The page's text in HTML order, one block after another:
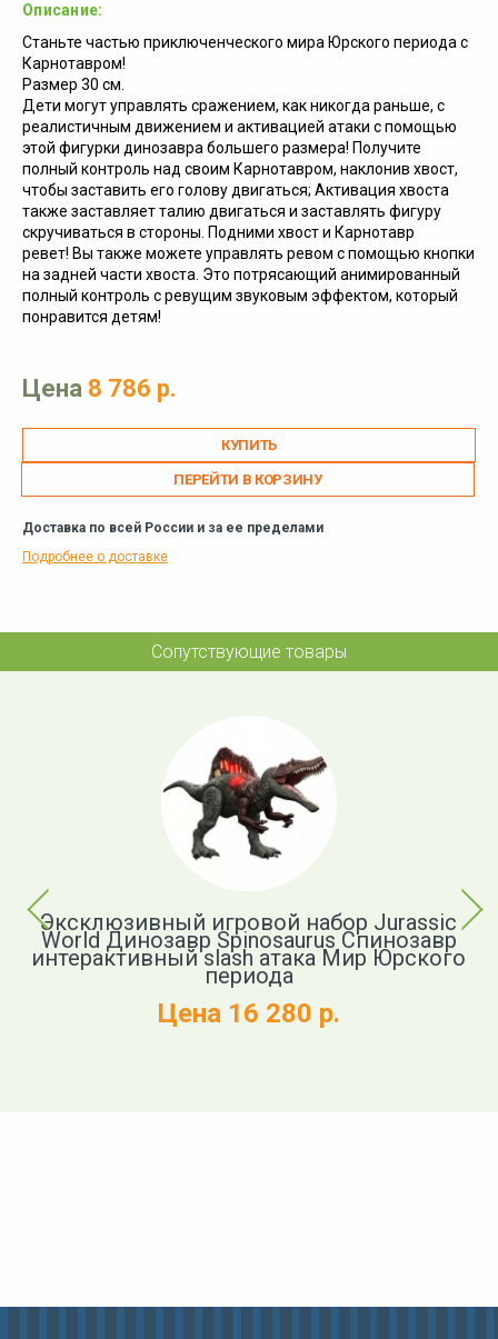
Описание:
Станьте частью приключенческого мира Юрского периода с
Карнотавром!
Размер 30 см.
Дети могут управлять сражением, как никогда раньше, с
реалистичным движением и активацией атаки с помощью
этой фигурки динозавра большего размера! Получите
полный контроль над своим Карнотавром, наклонив хвост,
чтобы заставить его голову двигаться; Активация хвоста
также заставляет талию двигаться и заставлять фигуру
скручиваться в стороны. Подними хвост и Карнотавр
ревет! Вы также можете управлять ревом с помощью кнопки
на задней части хвоста. Это потрясающий анимированный
полный контроль с ревущим звуковым эффектом, который
понравится детям!
Цена 8 786 р.
ПЕРЕЙТИ В КОРЗИНУ
Доставка по всей России и за ее пределами
Подробнее о доставке
Сопутствующие товары
Previous
Эксклюзивный игровой набор Jurassic
World Динозавр Spinosaurus Спинозавр
интерактивный slash атака Мир Юрского
периода
Цена 16 280 р.
Next